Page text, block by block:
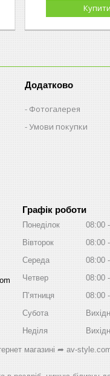
Купити
Додатково
Фотогалерея
Умови покупки
Графік роботи
Понеділок 08:00
Вівторок
08:00
Середа
08:00
Четвер
08:00
Пʼятниця
08:00
Субота
Неділя
магазині ➦ av-